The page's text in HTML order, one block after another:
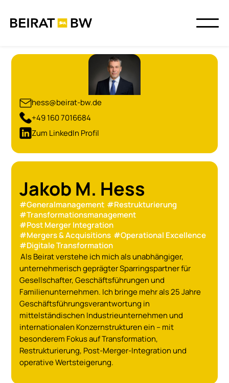
hess@beirat-bw.de
+49 160 7016684
Zum LinkedIn Profil
Jakob M. Hess
#Generalmanagement #Restrukturierung
#Transformationsmanagement
#Post Merger Integration
#Mergers & Acquisitions #Operational Excellence
#Digitale Transformation
Als Beirat verstehe ich mich als unabhängiger,
unternehmerisch geprägter Sparringspartner für
Gesellschafter, Geschäftsführungen und
Familienunternehmen. Ich bringe mehr als 25 Jahre
Geschäftsführungsverantwortung in
mittelständischen Industrieunternehmen und
internationalen Konzernstrukturen ein – mit
besonderem Fokus auf Transformation,
Restrukturierung, Post-Merger-Integration und
operative Wertsteigerung.